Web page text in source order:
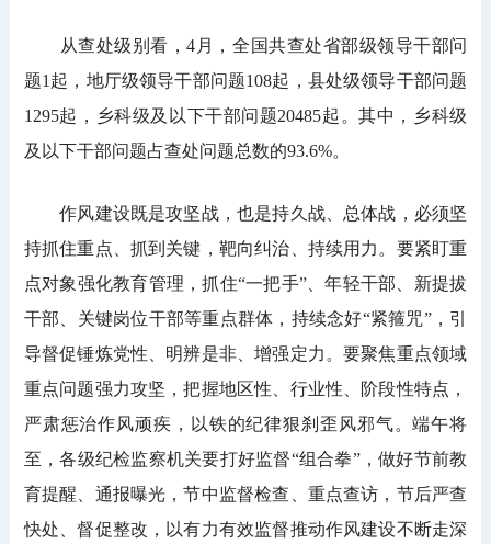
从查处级别看，4月，全国共查处省部级领导干部问
题1起，地厅级领导干部问题108起，县处级领导干部问题
1295起，乡科级及以下干部问题20485起。其中，乡科级
及以下干部问题占查处问题总数的93.6%。
作风建设既是攻坚战，也是持久战、总体战，必须坚
持抓住重点、抓到关键，靶向纠治、持续用力。要紧盯重
点对象强化教育管理，抓住“一把手”、年轻干部、新提拔
干部、关键岗位干部等重点群体，持续念好“紧箍咒”，引
导督促锤炼党性、明辨是非、增强定力。要聚焦重点领域
重点问题强力攻坚，把握地区性、行业性、阶段性特点，
严肃惩治作风顽疾，以铁的纪律狠刹歪风邪气。端午将
至，各级纪检监察机关要打好监督“组合拳”，做好节前教
育提醒、通报曝光，节中监督检查、重点查访，节后严查
快处、督促整改，以有力有效监督推动作风建设不断走深